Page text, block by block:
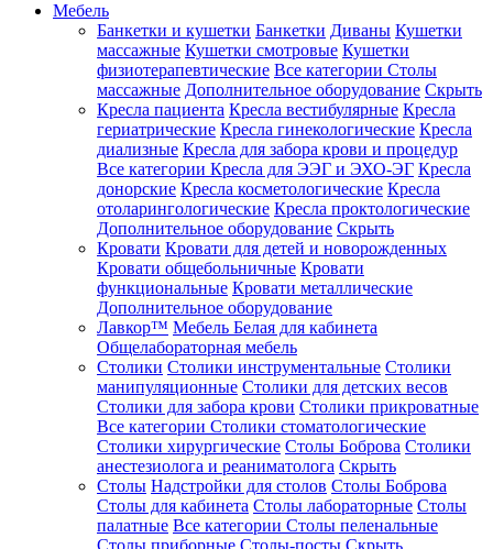
Мебель
Банкетки и кушетки Банкетки Диваны Кушетки
массажные Кушетки смотровые Кушетки
физиотерапевтические Все категории Столы
массажные Дополнительное оборудование Скрыть
Кресла пациента Кресла вестибулярные Кресла
гериатрические Кресла гинекологические Кресла
диализные Кресла для забора крови и процедур
Все категории Кресла для ЭЭГ и ЭХО-ЭГ Кресла
донорские Кресла косметологические Кресла
отоларингологические Кресла проктологические
Дополнительное оборудование Скрыть
Кровати Кровати для детей и новорожденных
Кровати общебольничные Кровати
функциональные Кровати металлические
Дополнительное оборудование
Лавкор™ Мебель Белая для кабинета
Общелабораторная мебель
Столики Столики инструментальные Столики
манипуляционные Столики для детских весов
Столики для забора крови Столики прикроватные
Все категории Столики стоматологические
Столики хирургические Столы Боброва Столики
анестезиолога и реаниматолога Скрыть
Столы Надстройки для столов Столы Боброва
Столы для кабинета Столы лабораторные Столы
палатные Все категории Столы пеленальные
Столы приборные Столы-посты Скрыть